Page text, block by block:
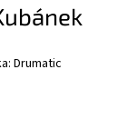
Drumatic